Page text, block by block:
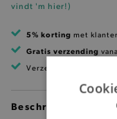
vindt 'm hier!)
5% korting met
Gratis verzending
Verzending binnen 1 à
Beschrijving